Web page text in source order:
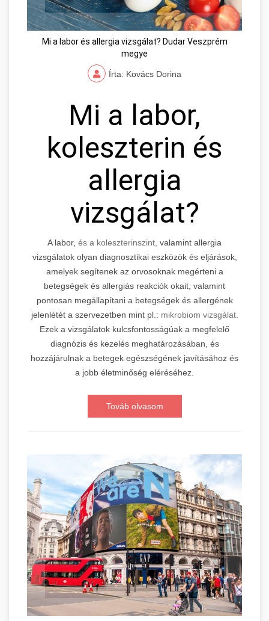
Mi a labor és allergia vizsgálat? Dudar Veszprém
megye
Írta: Kovács Dorina
Mi a labor,
koleszterin és
allergia
vizsgálat?
A labor, és a koleszterinszint, valamint allergia
vizsgálatok olyan diagnosztikai eszközök és eljárások,
amelyek segítenek az orvosoknak megérteni a
betegségek és allergiás reakciók okait, valamint
pontosan megállapítani a betegségek és allergének
jelenlétét a szervezetben mint pl.: mikrobiom vizsgálat.
Ezek a vizsgálatok kulcsfontosságúak a megfelelő
diagnózis és kezelés meghatározásában, és
hozzájárulnak a betegek egészségének javításához és
a jobb életminőség eléréséhez.
Továb olvasom